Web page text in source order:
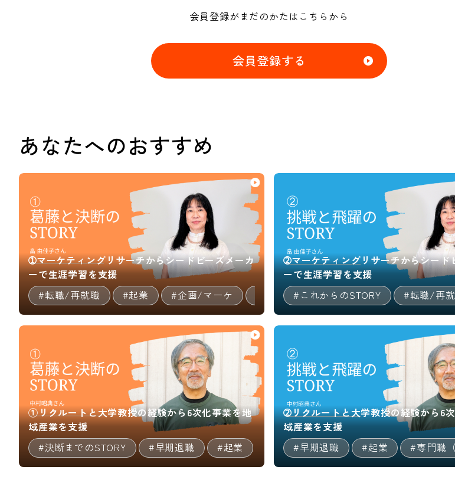
会員登録がまだのかたはこちらから
会員登録する
あなたへのおすすめ
➀マーケティングリサーチからシードビーズメーカ
ーで生涯学習を支援
#転職/再就職
#起業 #企画/マーケ #個人事業主 #マルチキャリア #決
➁マーケティングリサーチからシード
ーで生涯学習を支援
#これからのSTORY
#転職/再
①リクルートと大学教授の経験から6次化事業を地
域産業を支援
#決断までのSTORY
#早期退職 #起業 #専門職（コンサルタント等） #地方
➁リクルートと大学教授の経験から6
域産業を支援
#早期退職
#起業 #専門職